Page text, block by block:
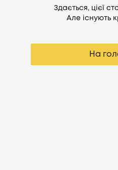
Здається, цієї
Але існують
На